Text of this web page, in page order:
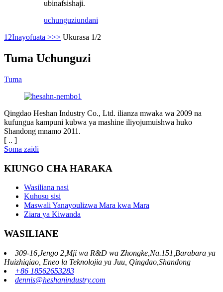
ubinafsishaji.
uchunguziundani
1 2Inayofuata >>> Ukurasa 1/2
Tuma Uchunguzi
Tuma
Qingdao Heshan Industry Co., Ltd. ilianza mwaka wa 2009 na
kufungua kampuni kubwa ya mashine iliyojumuishwa huko
Shandong mnamo 2011.
[ .. ]
Soma zaidi
KIUNGO CHA HARAKA
Wasiliana nasi
Kuhusu sisi
Maswali Yanayoulizwa Mara kwa Mara
Ziara ya Kiwanda
WASILIANE
309-16,Jengo 2,Mji wa R&D wa Zhongke,Na.151,Barabara ya
Huizhiqiao, Eneo la Teknolojia ya Juu, Qingdao,Shandong
+86 18562653283
dennis@heshanindustry.com